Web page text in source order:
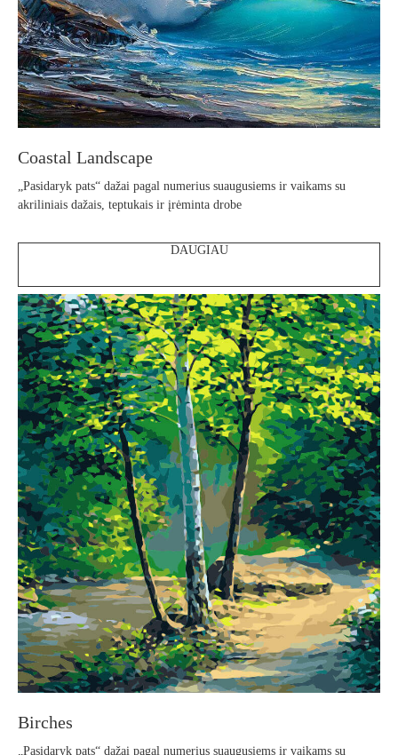
Coastal Landscape
„Pasidaryk pats“ dažai pagal numerius suaugusiems ir vaikams su
akriliniais dažais, teptukais ir įrėminta drobe
DAUGIAU
Birches
„Pasidaryk pats“ dažai pagal numerius suaugusiems ir vaikams su